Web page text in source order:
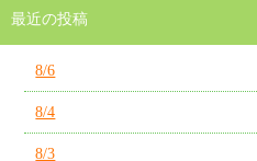
最近の投稿
8/6
8/4
8/3